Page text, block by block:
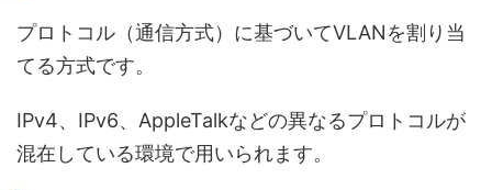
プロトコル（通信方式）に基づいてVLANを割り当
てる方式です。
IPv4、IPv6、AppleTalkなどの異なるプロトコルが
混在している環境で用いられます。